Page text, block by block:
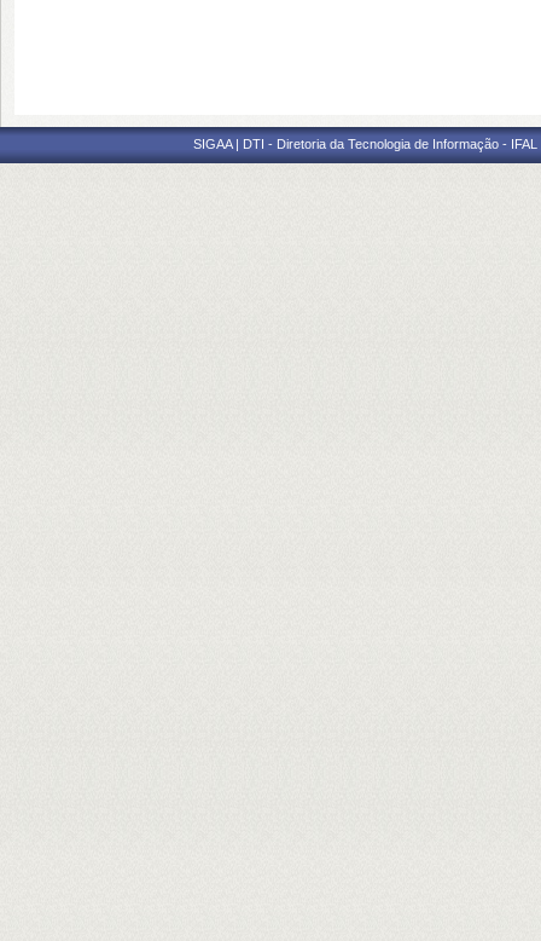
SIGAA | DTI - Diretoria da Tecnologia de Informação -